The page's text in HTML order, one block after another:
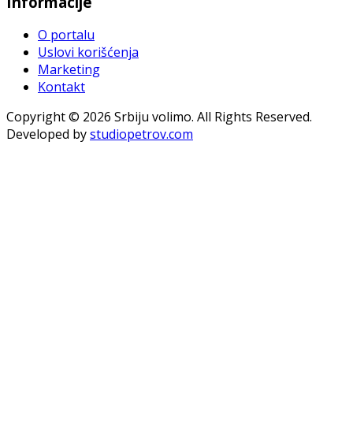
O portalu
Uslovi korišćenja
Marketing
Kontakt
Copyright © 2026 Srbiju volimo. All Rights Reserved.
Developed bystudiopetrov.com